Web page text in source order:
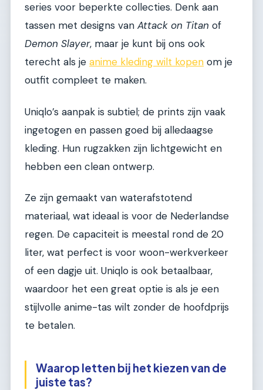
series voor beperkte collecties. Denk aan
tassen met designs van Attack on Titan of
Demon Slayer, maar je kunt bij ons ook
terecht als je anime kleding wilt kopen om je
outfit compleet te maken.
Uniqlo’s aanpak is subtiel; de prints zijn vaak
ingetogen en passen goed bij alledaagse
kleding. Hun rugzakken zijn lichtgewicht en
hebben een clean ontwerp.
Ze zijn gemaakt van waterafstotend
materiaal, wat ideaal is voor de Nederlandse
regen. De capaciteit is meestal rond de 20
liter, wat perfect is voor woon-werkverkeer
of een dagje uit. Uniqlo is ook betaalbaar,
waardoor het een great optie is als je een
stijlvolle anime-tas wilt zonder de hoofdprijs
te betalen.
Waarop letten bij het kiezen van de
juiste tas?